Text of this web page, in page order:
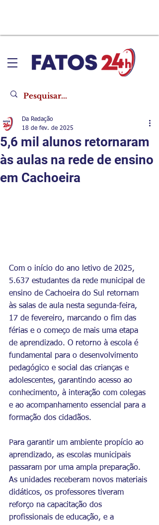
5,6 mil alunos retornaram
às aulas na rede de ensino
em Cachoeira
Da Redação
18 de fev. de 2025
Com o início do ano letivo de 2025,
5.637 estudantes da rede municipal de
ensino de Cachoeira do Sul retornam
às salas de aula nesta segunda-feira,
17 de fevereiro, marcando o fim das
férias e o começo de mais uma etapa
de aprendizado. O retorno à escola é
fundamental para o desenvolvimento
pedagógico e social das crianças e
adolescentes, garantindo acesso ao
conhecimento, à interação com colegas
e ao acompanhamento essencial para a
formação dos cidadãos.
Para garantir um ambiente propício ao
aprendizado, as escolas municipais
passaram por uma ampla preparação.
As unidades receberam novos materiais
didáticos, os professores tiveram
reforço na capacitação dos
profissionais de educação, e a